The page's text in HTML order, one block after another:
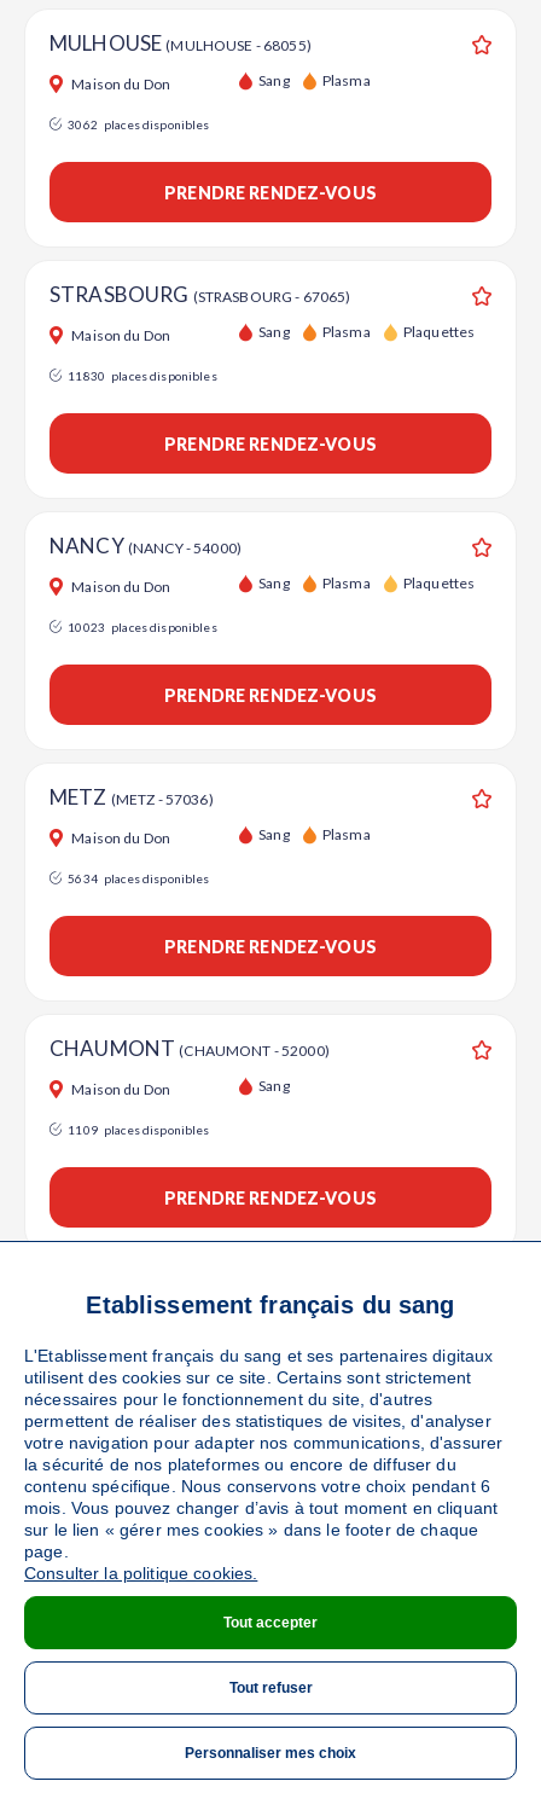
ME
MULHOUSE(MULHOUSE - 68055)
Maison du Don Sang Plasma
3062 places disponibles
PRENDRE RENDEZ-VOUS
STRASBOURG (STRASBOURG - 67065)
Maison du Don Sang Plasma Plaquettes
11830 places disponibles
PRENDRE RENDEZ-VOUS
NANCY (NANCY - 54000)
Maison du Don Sang Plasma Plaquettes
10023 places disponibles
PRENDRE RENDEZ-VOUS
METZ (METZ - 57036)
Maison du Don Sang Plasma
5634 places disponibles
PRENDRE RENDEZ-VOUS
CHAUMONT(CHAUMONT - 52000)
Maison du Don Sang
1109 places disponibles
PRENDRE RENDEZ-VOUS
TROYES(TROYES - 10003)
3557 places disponibles
PRENDRE RENDEZ-VOUS
REIMS
Etablissement français du sang
L'Etablissement français du sang et ses partenaires digitaux
utilisent des cookies sur ce site. Certains sont strictement
nécessaires pour le fonctionnement du site, d'autres
permettent de réaliser des statistiques de visites, d'analyser
votre navigation pour adapter nos communications, d'assurer
la sécurité de nos plateformes ou encore de diffuser du
contenu spécifique. Nous conservons votre choix pendant 6
mois. Vous pouvez changer d’avis à tout moment en cliquant
sur le lien « gérer mes cookies » dans le footer de chaque
page.
Consulter la politique cookies.
Tout accepter
Tout refuser
Personnaliser mes choix